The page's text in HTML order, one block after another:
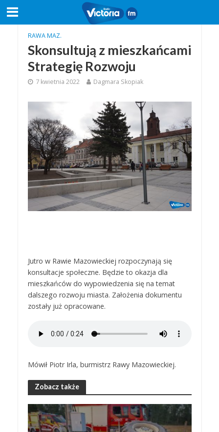
RAWA MAZ.
Skonsultują z mieszkańcami
Strategię Rozwoju
7 kwietnia 2022 Dagmara Skopiak
Jutro w Rawie Mazowieckiej rozpoczynają się
konsultacje społeczne. Będzie to okazja dla
mieszkańców do wypowiedzenia się na temat
dalszego rozwoju miasta. Założenia dokumentu
zostały już opracowane.
Mówił Piotr Irla, burmistrz Rawy Mazowieckiej.
Zobacz także